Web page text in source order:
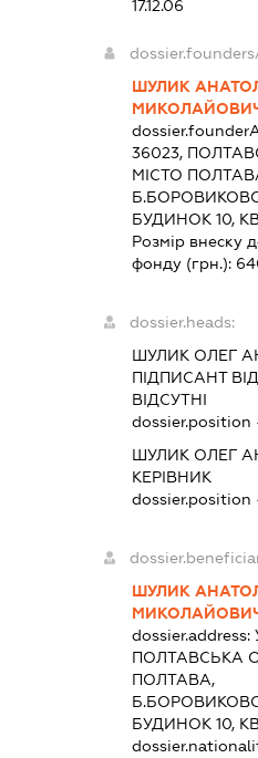
17.12.06
ШУЛИК
36023,
МІСТО
БУДИНОК 10,
Розмір внеску
фонду (грн.):
dossier.heads:
ШУЛИК ОЛЕГ
ПІДПИСАНТ
ВІДСУТНІ
dossier.position
ШУЛИК ОЛЕГ
КЕРІВНИК
dossier.position
ШУЛИК
dossier.address:
ПОЛТАВСЬКА
ПОЛТАВА,
БУДИНОК 10,